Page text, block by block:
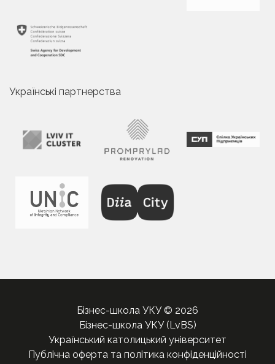
Українські партнерства
Бізнес-школа УКУ © 2026
Бізнес-школа УКУ (LvBS)
Український католицький університет
Публічна оферта та політика конфіденційності